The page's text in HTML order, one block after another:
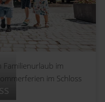
Familienurlaub im
im Schloss